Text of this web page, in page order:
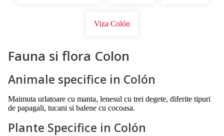
Viza Colón
Fauna si flora Colon
Animale specifice in Colón
Maimuta urlatoare cu manta, lenesul cu trei degete, diferite tipuri
de papagali, tucani si balene cu cocoasa.
Plante Specifice in Colón